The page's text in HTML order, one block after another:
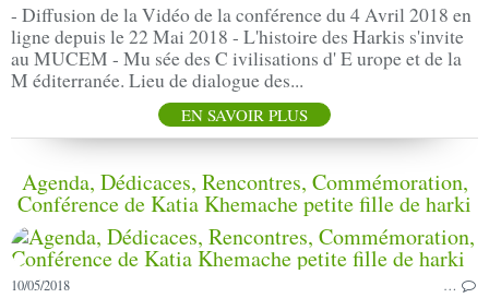
- Diffusion de la Vidéo de la conférence du 4 Avril 2018 en
ligne depuis le 22 Mai 2018 - L'histoire des Harkis s'invite
au MUCEM - Mu sée des C ivilisations d' E urope et de la
M éditerranée. Lieu de dialogue des...
EN SAVOIR PLUS
Agenda, Dédicaces, Rencontres, Commémoration,
Conférence de Katia Khemache petite fille de harki
10/05/2018 …